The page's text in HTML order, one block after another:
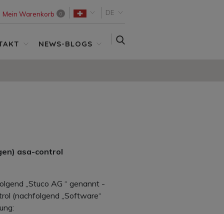
Mein Warenkorb 0 DE
NEWS-BLOGS
asa-control
„Stuco AG “ genannt -
(nachfolgend „Software“